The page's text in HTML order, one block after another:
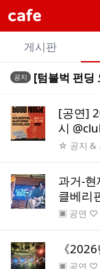
cafe
카
페
메
게시판
전
글
공지 [텀블벅 펀딩 오픈
[공연]
시
게시판명
☆ 공지 &
과거-
클베리
게시판명
▣ 공연 ♡
《
게시판명
▣ 공연 ♡